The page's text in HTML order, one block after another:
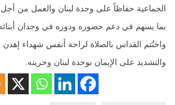
الجماعية حفاظاً على وحدة لبنان والعمل من أجل
بما يسهم في دعم حضوره ودوره في وجدان
واختُتم القداس بالصلاة لراحة أنفس شهداء إهدن
والتشديد على الإيمان بوحدة لبنان وحريته.